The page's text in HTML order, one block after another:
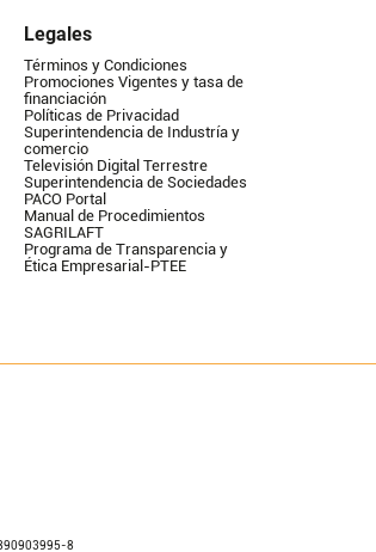
Legales
Términos y Condiciones
Promociones Vigentes y tasa de
financiación
Políticas de Privacidad
Superintendencia de Industría y
comercio
Televisión Digital Terrestre
Superintendencia de Sociedades
PACO Portal
Manual de Procedimientos
SAGRILAFT
Programa de Transparencia y
Ética Empresarial-PTEE
890903995-8